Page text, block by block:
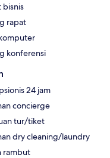
bisnis
rapat
konferensi
24 jam
concierge
tur/tiket
dry cleaning/laundry
rambut